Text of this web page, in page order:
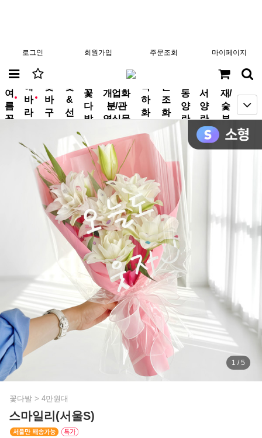
로그인 회원가입 주문조회 마이페이지
new
여
름
꽃
new
해
바
라
꽃
바
구
꽃
&
선
꽃
다
발
개업화
분/관
엽식물
축
하
화
근
조
화
환
동
양
란
서
양
란
분
재/
숯
부
작
1 / 5
꽃다발 > 4만원대
스마일리(서울S)